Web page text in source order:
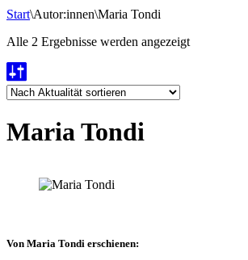
Start\Autor:innen\Maria Tondi
Alle 2 Ergebnisse werden angezeigtNach
Maria Tondi
Von Maria Tondi erschienen: